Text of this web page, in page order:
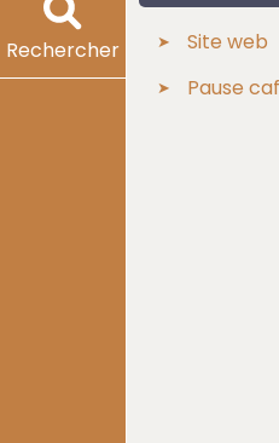
Rechercher
Site web
Pause